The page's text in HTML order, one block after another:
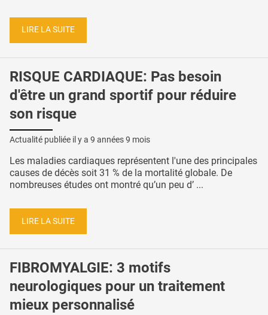
LIRE LA SUITE
RISQUE CARDIAQUE: Pas besoin
d'être un grand sportif pour réduire
son risque
Actualité publiée il y a 9 années 9 mois
Les maladies cardiaques représentent l'une des principales
causes de décès soit 31 % de la mortalité globale. De
nombreuses études ont montré qu’un peu d’ ...
LIRE LA SUITE
FIBROMYALGIE: 3 motifs
neurologiques pour un traitement
mieux personnalisé